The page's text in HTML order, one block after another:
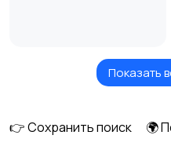
Показать
👉 Сохранить поиск
🌍